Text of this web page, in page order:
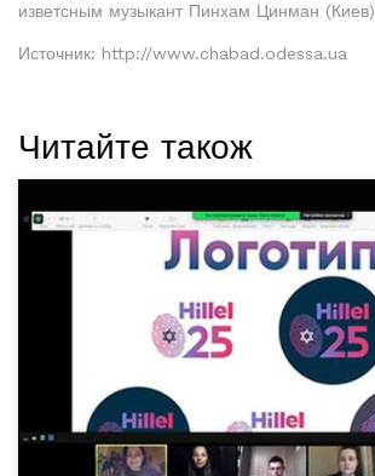
изветсным музыкант Пинхам Цинман (Киев)
Источник: http://www.chabad.odessa.ua
Читайте також